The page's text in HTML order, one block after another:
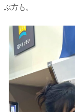
ぶ方も。